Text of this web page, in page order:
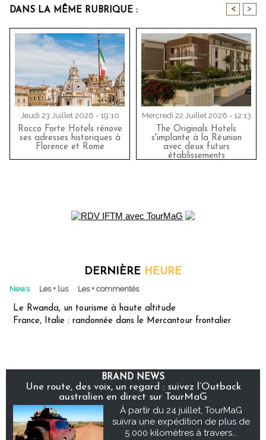
DANS LA MÊME RUBRIQUE : < >
Jeudi 23 Juillet 2026 - 19:10
Rocco Forte Hotels rénove
ses adresses historiques à
Florence et Rome
Mercredi 22 Juillet 2026 - 12:13
The Originals Hotels
s'implante à la Réunion
avec deux futurs
établissements
DERNIÈRE HEURE
News Les + lus Les + commentés
Le Rwanda, un tourisme à haute altitude
France, Italie : randonnée dans le Mercantour frontalier
BRAND NEWS
Une route, des voix, un regard : suivez l’Outback
australien en direct sur TourMaG
À partir du 24 juillet, TourMaG
suivra une expédition de plus de
5 000 kilomètres à travers...